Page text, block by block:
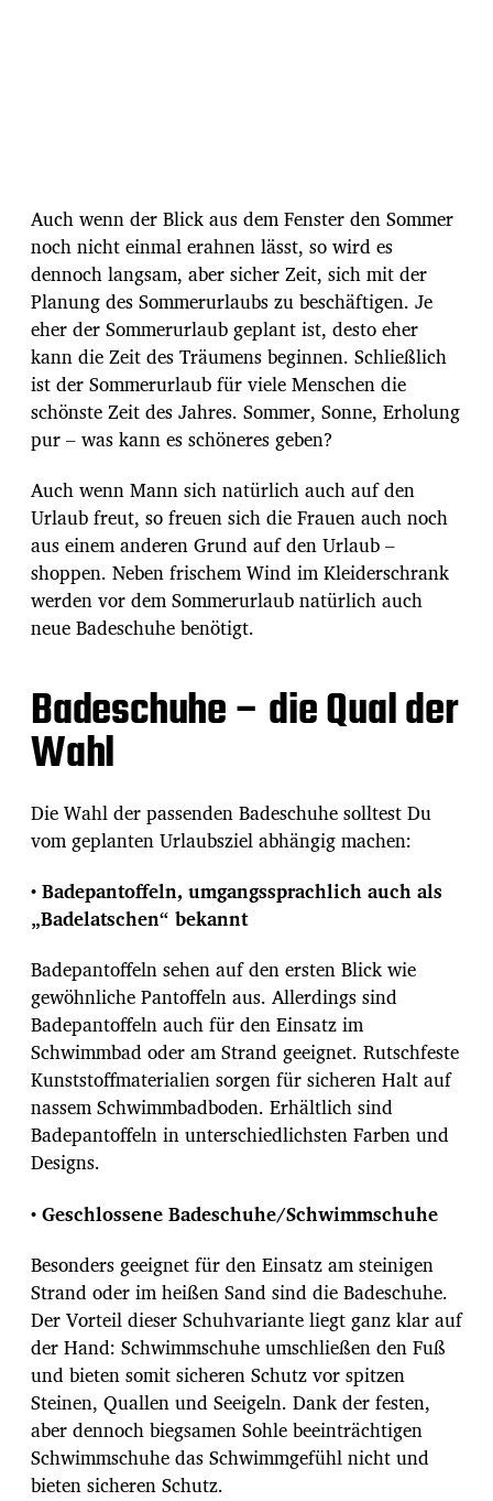
Auch wenn der Blick aus dem Fenster den Sommer
noch nicht einmal erahnen lässt, so wird es
dennoch langsam, aber sicher Zeit, sich mit der
Planung des Sommerurlaubs zu beschäftigen. Je
eher der Sommerurlaub geplant ist, desto eher
kann die Zeit des Träumens beginnen. Schließlich
ist der Sommerurlaub für viele Menschen die
schönste Zeit des Jahres. Sommer, Sonne, Erholung
pur – was kann es schöneres geben?
Auch wenn Mann sich natürlich auch auf den
Urlaub freut, so freuen sich die Frauen auch noch
aus einem anderen Grund auf den Urlaub –
shoppen. Neben frischem Wind im Kleiderschrank
werden vor dem Sommerurlaub natürlich auch
neue Badeschuhe benötigt.
Badeschuhe – die Qual der
Wahl
Die Wahl der passenden Badeschuhe solltest Du
vom geplanten Urlaubsziel abhängig machen:
• Badepantoffeln, umgangssprachlich auch als
„Badelatschen“ bekannt
Badepantoffeln sehen auf den ersten Blick wie
gewöhnliche Pantoffeln aus. Allerdings sind
Badepantoffeln auch für den Einsatz im
Schwimmbad oder am Strand geeignet. Rutschfeste
Kunststoffmaterialien sorgen für sicheren Halt auf
nassem Schwimmbadboden. Erhältlich sind
Badepantoffeln in unterschiedlichsten Farben und
Designs.
• Geschlossene Badeschuhe/Schwimmschuhe
Besonders geeignet für den Einsatz am steinigen
Strand oder im heißen Sand sind die Badeschuhe.
Der Vorteil dieser Schuhvariante liegt ganz klar auf
der Hand: Schwimmschuhe umschließen den Fuß
und bieten somit sicheren Schutz vor spitzen
Steinen, Quallen und Seeigeln. Dank der festen,
aber dennoch biegsamen Sohle beeinträchtigen
Schwimmschuhe das Schwimmgefühl nicht und
bieten sicheren Schutz.